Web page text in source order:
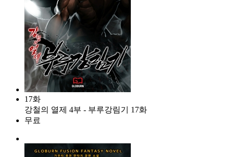
17화
강철의 열제 4부 - 부루강림기 17화
무료